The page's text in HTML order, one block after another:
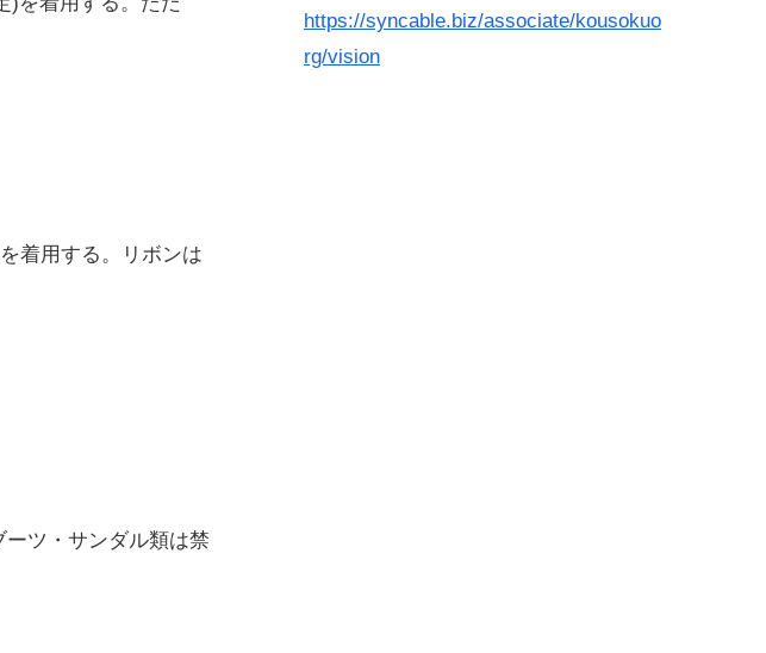
着用する。リボンは
ツ・サンダル類は禁
https://syncable.biz/associate/kousokuo
rg/vision